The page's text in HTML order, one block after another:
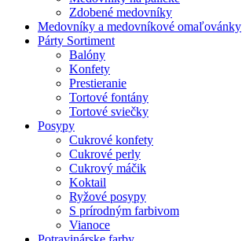
Zdobené medovníky
Medovníky a medovníkové omaľovánky
Párty Sortiment
Balóny
Konfety
Prestieranie
Tortové fontány
Tortové sviečky
Posypy
Cukrové konfety
Cukrové perly
Cukrový máčik
Koktail
Ryžové posypy
S prírodným farbivom
Vianoce